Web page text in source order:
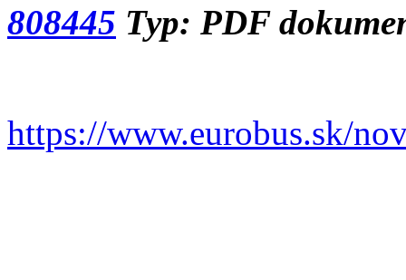
808445 Typ: PDF
https://www.eurobus.sk/